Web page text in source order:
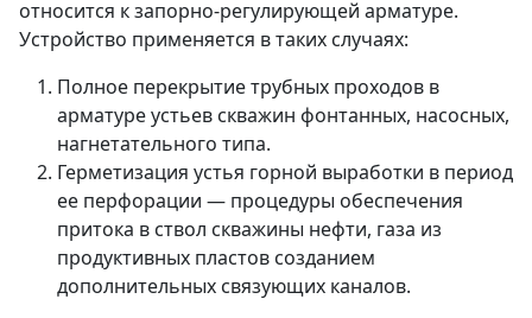
относится к запорно-регулирующей арматуре.
Устройство применяется в таких случаях:
Полное перекрытие трубных проходов в
арматуре устьев скважин фонтанных, насосных,
нагнетательного типа.
Герметизация устья горной выработки в период
ее перфорации — процедуры обеспечения
притока в ствол скважины нефти, газа из
продуктивных пластов созданием
дополнительных связующих каналов.